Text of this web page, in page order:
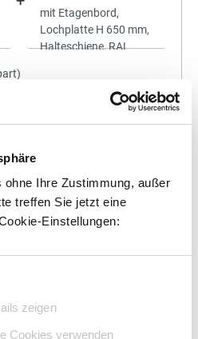
Ihre Zustimmung, außer
treffen Sie jetzt eine
Einstellungen:
zeigen
Cookies verwenden